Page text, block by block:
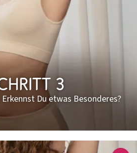
3
Du etwas Besonderes?